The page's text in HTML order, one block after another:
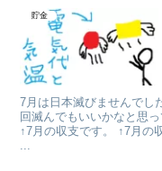
貯金
7月は日本滅びませんでし
回滅んでもいいかなと思
↑7月の収支です。 ↑7月の
...